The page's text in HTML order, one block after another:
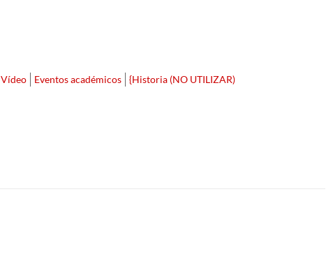
Vídeo Eventos académicos {Historia (NO UTILIZAR)